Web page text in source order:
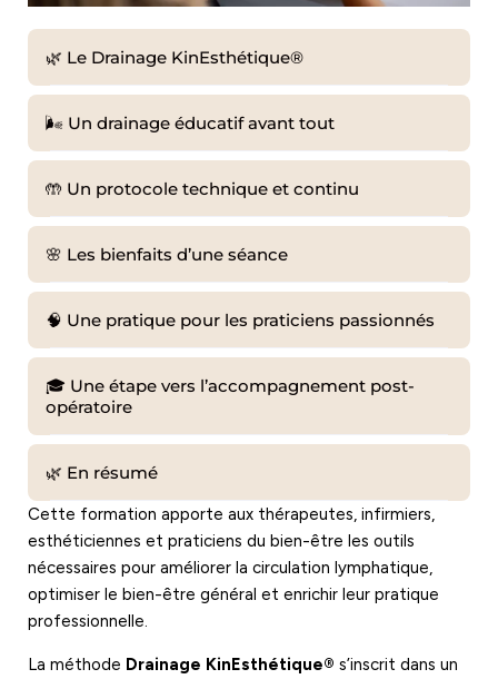
🌿 Le Drainage KinEsthétique®
🌬️ Un drainage éducatif avant tout
🤲 Un protocole technique et continu
🌸 Les bienfaits d’une séance
🧠 Une pratique pour les praticiens passionnés
🎓 Une étape vers l’accompagnement post-
opératoire
🌿 En résumé
Cette formation apporte aux thérapeutes, infirmiers,
esthéticiennes et praticiens du bien-être les outils
nécessaires pour améliorer la circulation lymphatique,
optimiser le bien-être général et enrichir leur pratique
professionnelle.
La méthode Drainage KinEsthétique® s’inscrit dans un